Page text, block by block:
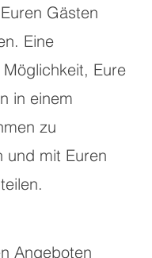
Gästen
Eine
Eure
in einem
zu
und mit Euren
Angeboten